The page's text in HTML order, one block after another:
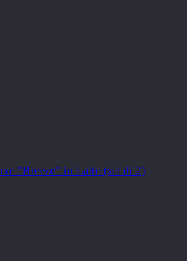
"Breeze" in Latte (set di 2)